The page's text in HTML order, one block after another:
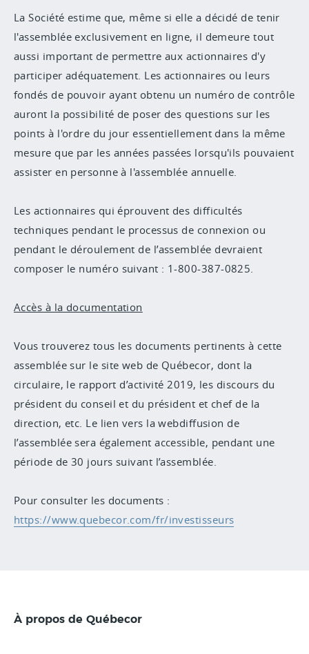
La Société estime que, même si elle a décidé de tenir
l'assemblée exclusivement en ligne, il demeure tout
aussi important de permettre aux actionnaires d'y
participer adéquatement. Les actionnaires ou leurs
fondés de pouvoir ayant obtenu un numéro de contrôle
auront la possibilité de poser des questions sur les
points à l'ordre du jour essentiellement dans la même
mesure que par les années passées lorsqu'ils pouvaient
assister en personne à l'assemblée annuelle.
Les actionnaires qui éprouvent des difficultés
techniques pendant le processus de connexion ou
pendant le déroulement de l’assemblée devraient
composer le numéro suivant : 1-800-387-0825.
Accès à la documentation
Vous trouverez tous les documents pertinents à cette
assemblée sur le site web de Québecor, dont la
circulaire, le rapport d’activité 2019, les discours du
président du conseil et du président et chef de la
direction, etc. Le lien vers la webdiffusion de
l’assemblée sera également accessible, pendant une
période de 30 jours suivant l’assemblée.
Pour consulter les documents :
https://www.quebecor.com/fr/investisseurs
À propos de Québecor